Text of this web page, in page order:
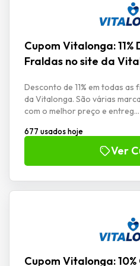
Cupom Vitalonga: 11%
Fraldas no site da
Desconto de 11% em todas
da Vitalonga. São várias
com o melhor preço e entreg...
677 usados hoje
Ver
Cupom Vitalonga: